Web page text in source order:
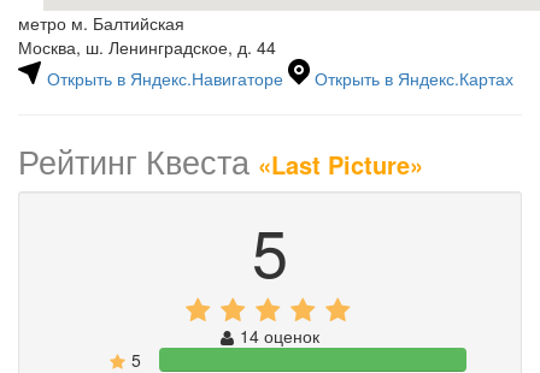
метро м. Балтийская
Москва, ш. Ленинградское, д. 44
Открыть в Яндекс.Навигаторе
Открыть в Яндекс.Картах
Рейтинг Квеста «Last Picture»
5
14 оценок
5
100%